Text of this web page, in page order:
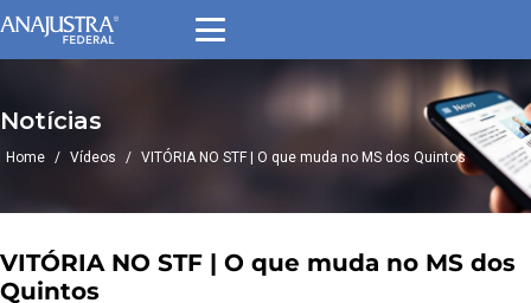
Notícias
Home / Vídeos / VITÓRIA NO STF | O que muda no MS dos Quintos
VITÓRIA NO STF | O que muda no MS dos
Quintos